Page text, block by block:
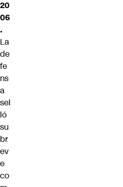
20
06
.
La
de
fe
ns
a
sel
ló
su
br
ev
e
co